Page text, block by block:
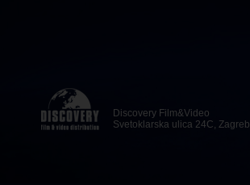
Discovery Film&Video
Svetoklarska ulica 24C, Zagreb